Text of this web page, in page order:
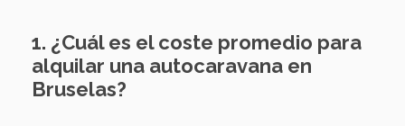
1. ¿Cuál es el coste promedio para
alquilar una autocaravana en
Bruselas?